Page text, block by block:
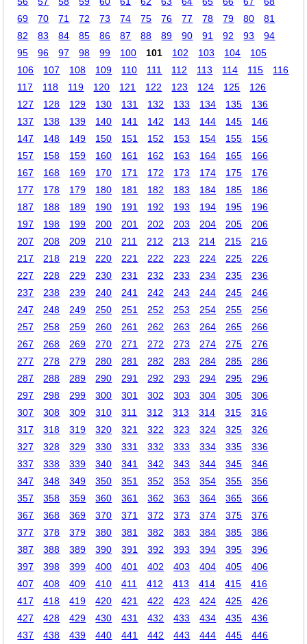
69
70 71 72 73 74 75 76 77 78 79 80
81
82
83 84 85 86 87 88 89 90 91 92 93
94
95
96 97 98 99 100 101 102 103 104
105
106
107 108 109 110 111 112 113 114 115
116
117
118 119 120 121 122 123 124 125
126
127
128 129 130 131 132 133 134 135
136
137
138 139 140 141 142 143 144 145
146
147
148 149 150 151 152 153 154 155
156
157
158 159 160 161 162 163 164 165
166
167
168 169 170 171 172 173 174 175
176
177
178 179 180 181 182 183 184 185
186
187
188 189 190 191 192 193 194 195
196
197
198 199 200 201 202 203 204 205
206
207
208 209 210 211 212 213 214 215
216
217
218 219 220 221 222 223 224 225
226
227
228 229 230 231 232 233 234 235
236
237
238 239 240 241 242 243 244 245
246
247
248 249 250 251 252 253 254 255
256
257
258 259 260 261 262 263 264 265
266
267
268 269 270 271 272 273 274 275
276
277
278 279 280 281 282 283 284 285
286
287
288 289 290 291 292 293 294 295
296
297
298 299 300 301 302 303 304 305
306
307
308 309 310 311 312 313 314 315
316
317
318 319 320 321 322 323 324 325
326
327
328 329 330 331 332 333 334 335
336
337
338 339 340 341 342 343 344 345
346
347
348 349 350 351 352 353 354 355
356
357
358 359 360 361 362 363 364 365
366
367
368 369 370 371 372 373 374 375
376
377
378 379 380 381 382 383 384 385
386
387
388 389 390 391 392 393 394 395
396
397
398 399 400 401 402 403 404 405
406
407
408 409 410 411 412 413 414 415
416
417
418 419 420 421 422 423 424 425
426
427
428 429 430 431 432 433 434 435
436
437
438 439 440 441 442 443 444 445 446